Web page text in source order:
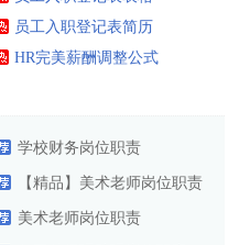
员工入职登记表简历
HR完美薪酬调整公式
学校财务岗位职责
【精品】美术老师岗位职责
美术老师岗位职责